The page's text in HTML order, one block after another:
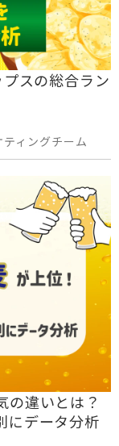
スの総合ラン
ィングチーム
の違いとは？
にデータ分析